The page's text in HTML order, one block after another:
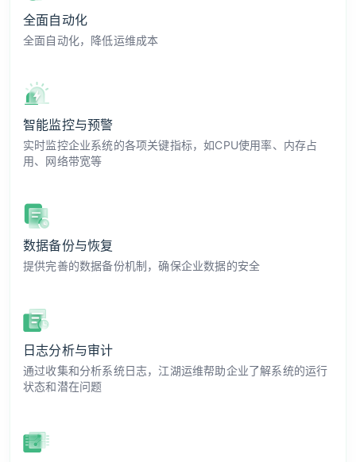
全面自动化
全面自动化，降低运维成本
智能监控与预警
实时监控企业系统的各项关键指标，如CPU使用率、内存占
用、网络带宽等
数据备份与恢复
提供完善的数据备份机制，确保企业数据的安全
日志分析与审计
通过收集和分析系统日志，江湖运维帮助企业了解系统的运行
状态和潜在问题